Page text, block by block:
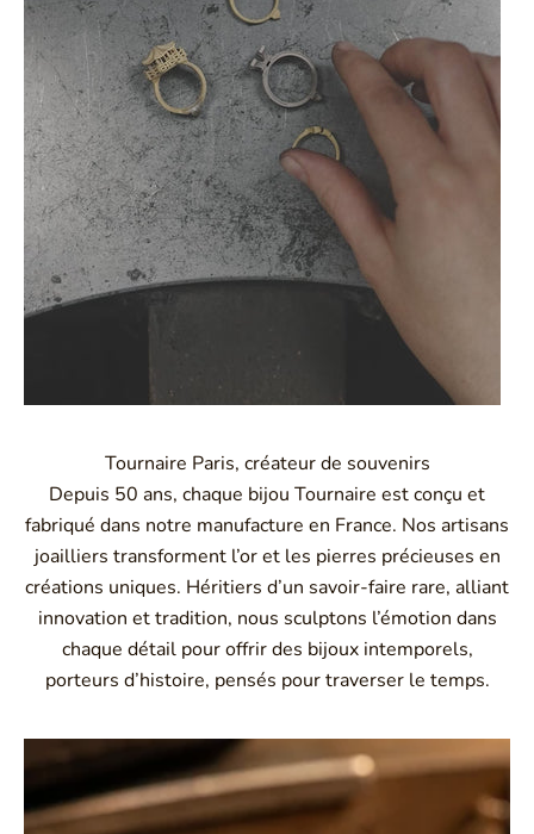
Tournaire Paris, créateur de souvenirs
Depuis 50 ans, chaque bijou Tournaire est conçu et
fabriqué dans notre manufacture en France. Nos artisans
joailliers transforment l’or et les pierres précieuses en
créations uniques. Héritiers d’un savoir-faire rare, alliant
innovation et tradition, nous sculptons l’émotion dans
chaque détail pour offrir des bijoux intemporels,
porteurs d’histoire, pensés pour traverser le temps.